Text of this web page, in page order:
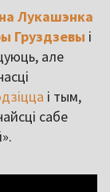
Лукашэнка
Груздзевы і
але
і тым,
сабе